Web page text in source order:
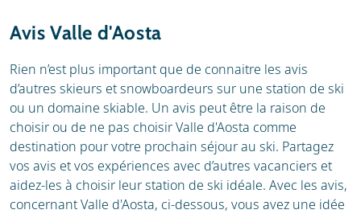
Location
Avis Valle d'Aosta
Rien n’est plus important que de connaitre les avis
d’autres skieurs et snowboardeurs sur une station de ski
ou un domaine skiable. Un avis peut être la raison de
choisir ou de ne pas choisir Valle d'Aosta comme
destination pour votre prochain séjour au ski. Partagez
vos avis et vos expériences avec d’autres vacanciers et
aidez-les à choisir leur station de ski idéale. Avec les avis,
concernant Valle d'Aosta, ci-dessous, vous avez une idée